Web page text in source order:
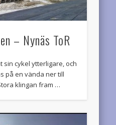
– Nynäs ToR
sin cykel ytterligare, och
på en vända ner till
klingan fram …